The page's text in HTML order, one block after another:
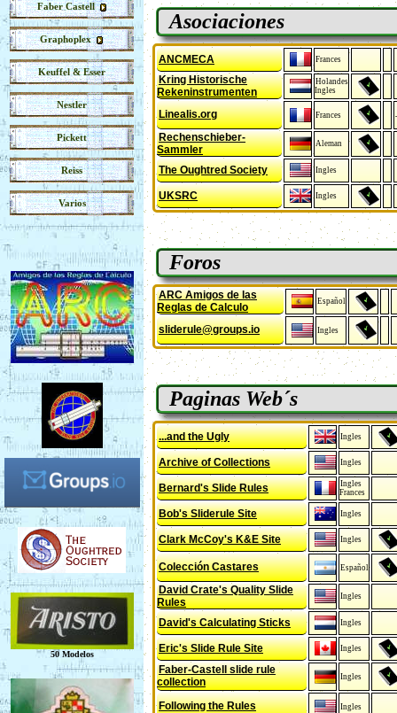
Faber Castell
Graphoplex
Keuffel & Esser
Nestler
Pickett
Reiss
Varios
Asociaciones
ANCMECA Frances
Kring Historische
Rekeninstrumenten
Holandes
Ingles
Linealis.org Frances
Rechenschieber-
Sammler
Aleman
The Oughtred Society Ingles
UKSRC Ingles
Foros
ARC Amigos de las
Reglas de Calculo
Español
sliderule@groups.io Ingles
Paginas Web´s
...and the Ugly Ingles
Archive of Collections Ingles
Bernard's Slide Rules
Ingles
Frances
Bob's Sliderule Site Ingles
Clark McCoy's K&E Site Ingles
Colección Castares Español
David Crate's Quality Slide
Rules
Ingles
David's Calculating Sticks Ingles
Eric's Slide Rule Site Ingles
Faber-Castell slide rule
collection
Ingles
Following the Rules Ingles